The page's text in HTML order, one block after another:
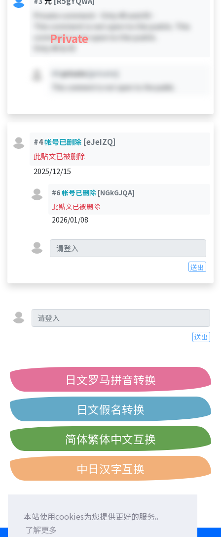
本站使用cookies为您提供更好的服务。
了解更多
Private comment - Only #0 and #3 -
This comment is not open to the public. This
comment is not open to the public.
Private
private [private]
This comment is not open to the public.
#4帐号已删除 [eJeIZQ]
此贴文已被删除
2025/12/15
#6帐号已删除 [NGkGJQA]
此贴文已被删除
2026/01/08
送出
送出
日文罗马拼音转换
日文假名转换
简体繁体中文互换
中日汉字互换